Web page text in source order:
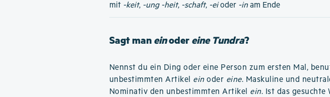
mit -keit, -ung -heit, -schaft, -eioder -inam Ende
Sagt maneinodereine Tundra?
Nennst du ein Ding oder eine Person zum ersten Mal,
unbestimmten Artikel ein oder eine. Maskuline und
Nominativ den unbestimmten Artikel ein. Ist das gesuchte